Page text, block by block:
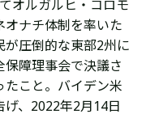
オルガルヒ・ コロモ
オナチ体制を率いた
が圧倒的な東部2州に
障理事会で決議さ
たこと。バイデン米
、2022年2月14日